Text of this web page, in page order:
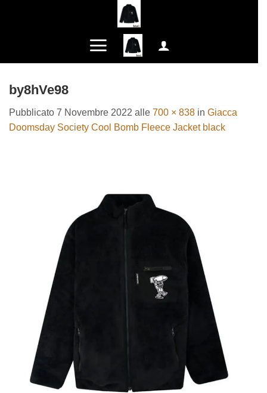
by8hVe98
Pubblicato 7 Novembre 2022 alle 700 × 838 in Giacca
Doomsday Society Cool Bomb Fleece Jacket black